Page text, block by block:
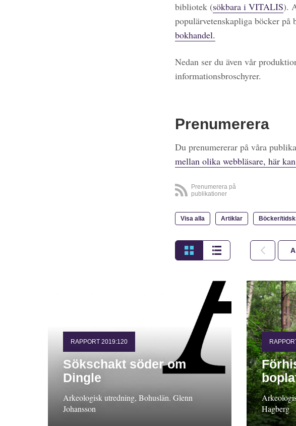
bibliotek (sökbara i VITALIS).
populärvetenskapliga böcker på
bokhandel.
Nedan ser du även vår
informationsbroschyrer.
Prenumerera
Du prenumererar på våra
mellan olika webbläsare, här
Prenumerera på
publikationer
Visa alla Artiklar Böcker/
RAPPORT 2019:120
Sökschakt söder om
Dingle
Arkeologisk utredning, Bohuslän. Glenn
Johansson
Hagberg